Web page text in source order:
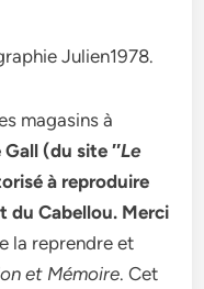
Julien1978.
magasins à
Gall (du site ″Le
à reproduire
du Cabellou. Merci
la reprendre et
et Mémoire. Cet